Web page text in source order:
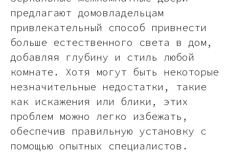
предлагают домовладельцам
привлекательный способ привнести
больше естественного света в дом,
добавляя глубину и стиль любой
комнате. Хотя могут быть некоторые
незначительные недостатки, такие
как искажения или блики, этих
проблем можно легко избежать,
обеспечив правильную установку с
помощью опытных специалистов.